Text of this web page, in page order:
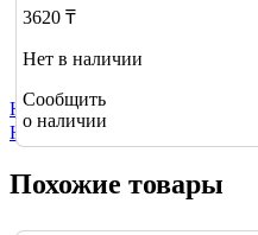
3620 ₸
Нет в наличии
Сообщить
о наличии
Не нашли нужный товар?
Нажмите сюда
Похожие товары